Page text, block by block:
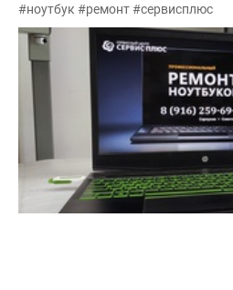
#ноутбук #ремонт #сервисплюс